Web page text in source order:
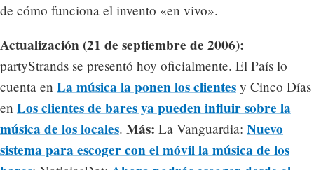
de cómo funciona el invento «en vivo».
Actualización (21 de septiembre de 2006):
partyStrands se presentó hoy oficialmente. El País lo
cuenta en La música la ponen los clientes y Cinco Días
en Los clientes de bares ya pueden influir sobre la
música de los locales. Más: La Vanguardia: Nuevo
sistema para escoger con el móvil la música de los